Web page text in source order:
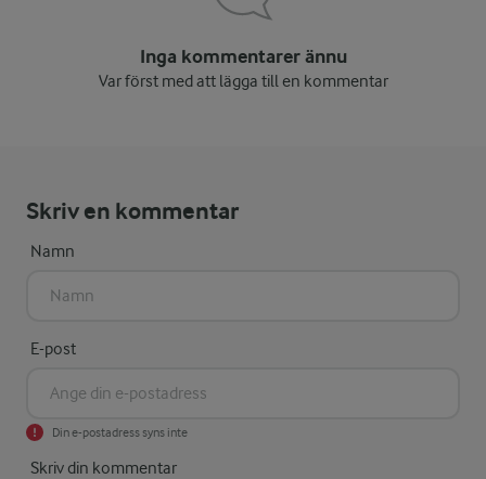
Inga kommentarer ännu
Var först med att lägga till en kommentar
Skriv en kommentar
Namn
E-post
Din e-postadress syns inte
Skriv din kommentar